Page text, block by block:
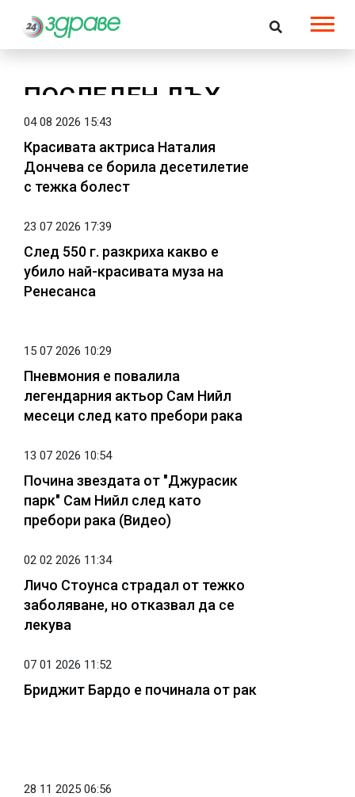
ПОСЛЕДЕН ДЪХ
04 08 2026 15:43
Красивата актриса Наталия
Дончева се борила десетилетие
с тежка болест
23 07 2026 17:39
След 550 г. разкриха какво е
убило най-красивата муза на
Ренесанса
15 07 2026 10:29
Пневмония е повалила
легендарния актьор Сам Нийл
месеци след като пребори рака
13 07 2026 10:54
Почина звездата от "Джурасик
парк" Сам Нийл след като
пребори рака (Видео)
02 02 2026 11:34
Личо Стоунса страдал от тежко
заболяване, но отказвал да се
лекува
07 01 2026 11:52
Бриджит Бардо е починала от рак
28 11 2025 06:56